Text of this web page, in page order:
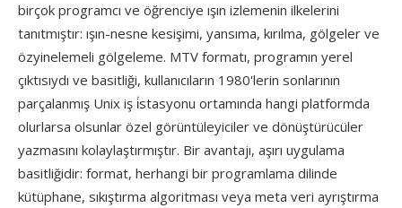
birçok programcı ve öğrenciye ışın izlemenin ilkelerini
tanıtmıştır: ışın-nesne kesişimi, yansıma, kırılma, gölgeler ve
özyinelemeli gölgeleme. MTV formatı, programın yerel
çıktısıydı ve basitliği, kullanıcıların 1980'lerin sonlarının
parçalanmış Unix iş i̇stasyonu ortamında hangi platformda
olurlarsa olsunlar özel görüntüleyiciler ve dönüştürücüler
yazmasını kolaylaştırmıştır. Bir avantajı, aşırı uygulama
basitliğidir: format, herhangi bir programlama dilinde
kütüphane, sıkıştırma algoritması veya meta veri ayrıştırma